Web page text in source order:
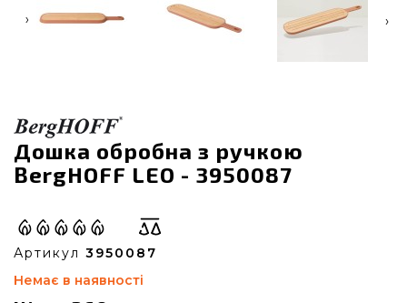
‹ ›
Дошка обробна з ручкою
BergHOFF LEO - 3950087
Артикул 3950087
Немає в наявності